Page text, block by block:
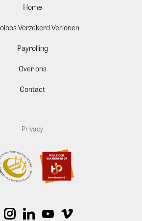
Home
Verzekerd Verlonen
Payrolling
Over ons
Contact
Privacy